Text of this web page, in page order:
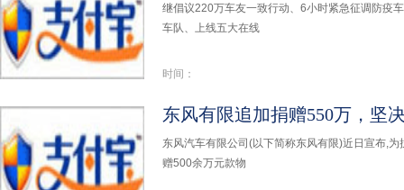
继倡议220万车友一致行动、6小时紧急征调防疫
车队、上线五大在线
时间：
东风有限追加捐赠550万，坚
东风汽车有限公司(以下简称东风有限)近日宣布,
赠500余万元款物